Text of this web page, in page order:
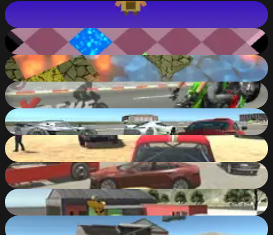
Flap Up
100
Epic Roll
100%
Water vs Fire
98%
Xtreme Motorbikes
93
%
Next Drive
93%
Scrap Metal 4
93%
Evo-F
92%
Evo-F2
92%
Next Drive 2